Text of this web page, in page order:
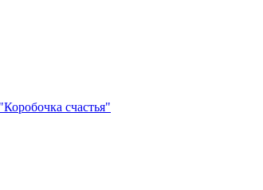
счастья"